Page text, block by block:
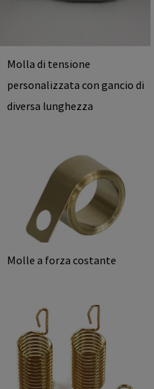
Molla di tensione
personalizzata con gancio di
diversa lunghezza
Molle a forza costante